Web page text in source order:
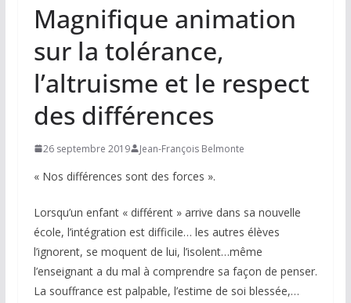
Magnifique animation
sur la tolérance,
l’altruisme et le respect
des différences
26 septembre 2019 Jean-François Belmonte
« Nos différences sont des forces ».
Lorsqu’un enfant « différent » arrive dans sa nouvelle
école, l’intégration est difficile… les autres élèves
l’ignorent, se moquent de lui, l’isolent…même
l’enseignant a du mal à comprendre sa façon de penser.
La souffrance est palpable, l’estime de soi blessée,…